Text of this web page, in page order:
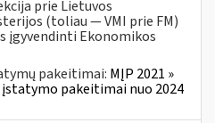
prie Lietuvos
(toliau — VMI prie FM)
įgyvendinti Ekonomikos
pakeitimai: MĮP 2021 »
pakeitimai nuo 2024